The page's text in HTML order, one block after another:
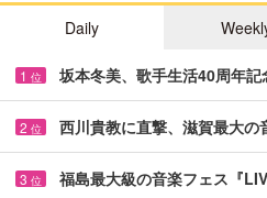
Daily
1 位 坂本冬美、歌手生活40周年
2 位 西川貴教に直撃、滋賀最大
3 位 福島最大級の音楽フェス『